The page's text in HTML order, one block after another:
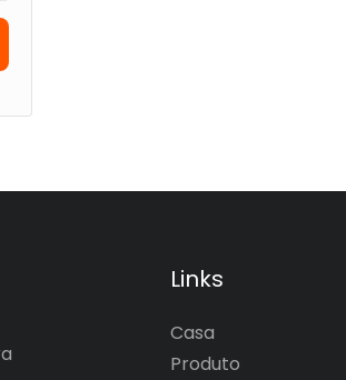
Links
Casa
Produto